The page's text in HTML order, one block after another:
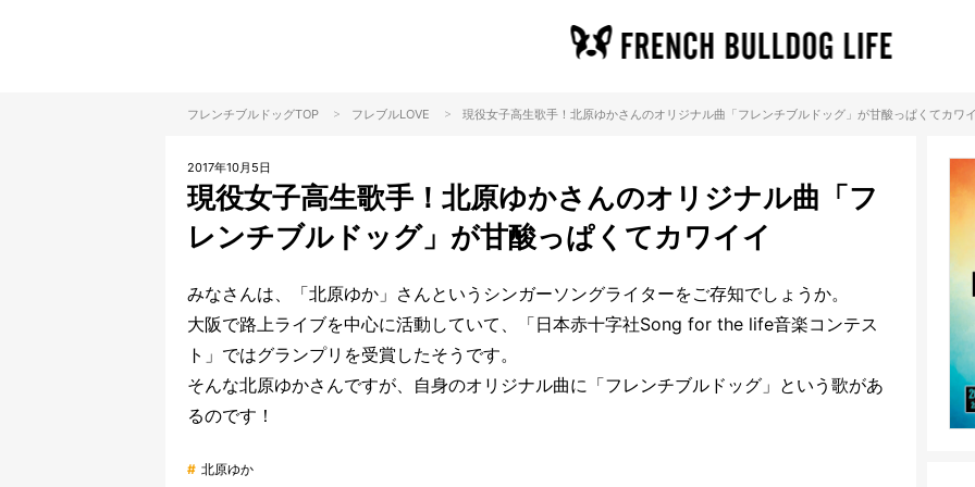
フレンチブルドッグTOP > フレブルLOVE > 現役女子高生歌手！北原ゆかさんのオリジナル曲「フレンチブルドッグ」が甘酸っぱくてカワ
2017年10月5日
現役女子高生歌手！北原ゆかさんのオリジナル曲「フ
レンチブルドッグ」が甘酸っぱくてカワイイ
みなさんは、「北原ゆか」さんというシンガーソングライターをご存知でしょうか。
大阪で路上ライブを中心に活動していて、「日本赤十字社Song for the life音楽コンテス
ト」ではグランプリを受賞したそうです。
そんな北原ゆかさんですが、自身のオリジナル曲に「フレンチブルドッグ」という歌があ
るのです！
# 北原ゆか